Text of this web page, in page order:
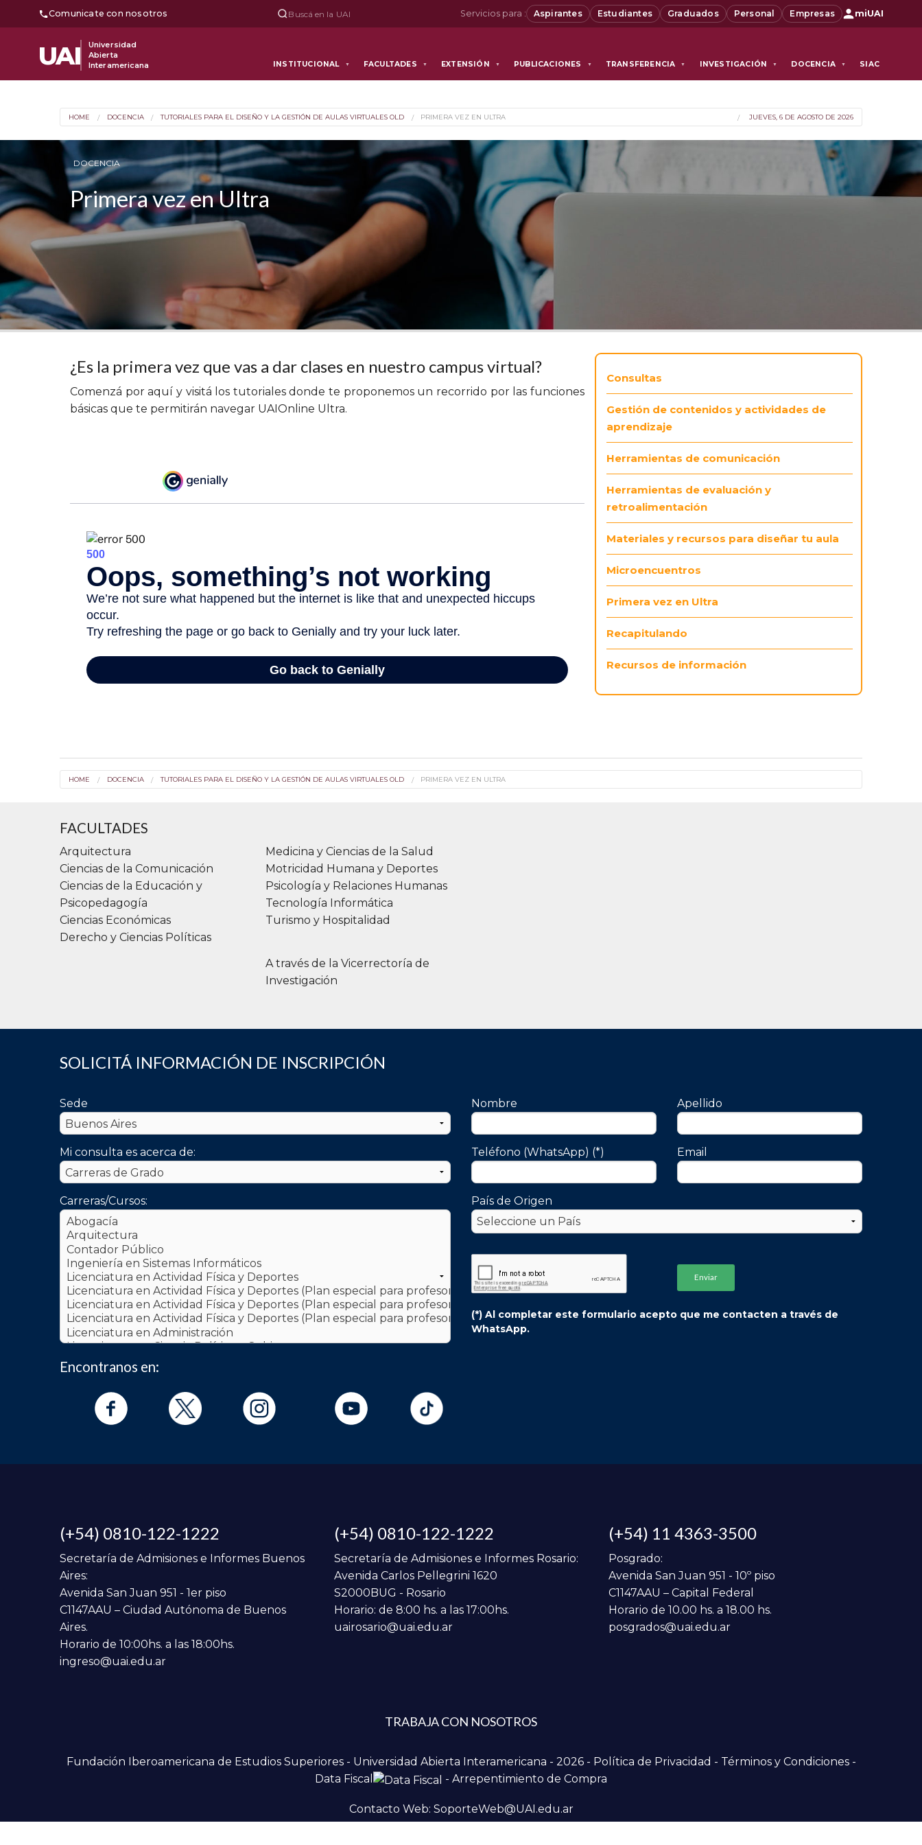
Comunicate con nosotros Buscá en la UAI Servicios para : Aspirantes Estudiantes Graduados Personal Empresas miUAI
UAI
Universidad
Abierta
Interamericana
INSTITUCIONAL ▼ FACULTADES ▼ EXTENSIÓN ▼ PUBLICACIONES ▼ TRANSFERENCIA ▼ INVESTIGACIÓN ▼ DOCENCIA ▼ SIAC
HOME DOCENCIA TUTORIALES PARA EL DISEÑO Y LA GESTIÓN DE AULAS VIRTUALES OLD PRIMERA VEZ EN ULTRA JUEVES, 6 DE AGOSTO DE 2026
DOCENCIA
Primera vez en Ultra
¿Es la primera vez que vas a dar clases en nuestro campus virtual?
Comenzá por aquí y visitá los tutoriales donde te proponemos un recorrido por las funciones
básicas que te permitirán navegar UAIOnline Ultra.
Consultas
Gestión de contenidos y actividades de
aprendizaje
Herramientas de comunicación
Herramientas de evaluación y
retroalimentación
Materiales y recursos para diseñar tu aula
Microencuentros
Primera vez en Ultra
Recapitulando
Recursos de información
HOME DOCENCIA TUTORIALES PARA EL DISEÑO Y LA GESTIÓN DE AULAS VIRTUALES OLD PRIMERA VEZ EN ULTRA
FACULTADES
Arquitectura
Ciencias de la Comunicación
Ciencias de la Educación y
Psicopedagogía
Ciencias Económicas
Derecho y Ciencias Políticas
Medicina y Ciencias de la Salud
Motricidad Humana y Deportes
Psicología y Relaciones Humanas
Tecnología Informática
Turismo y Hospitalidad
A través de la Vicerrectoría de
Investigación
SOLICITÁ INFORMACIÓN DE INSCRIPCIÓN
Sede
Mi consulta es acerca de:
Carreras/Cursos:
Nombre Apellido
Teléfono (WhatsApp) (*) Email
País de Origen
(*) Al completar este formulario acepto que me contacten a través de
WhatsApp.
Encontranos en:
(+54) 0810-122-1222
Secretaría de Admisiones e Informes Buenos
Aires:
Avenida San Juan 951 - 1er piso
C1147AAU – Ciudad Autónoma de Buenos
Aires.
Horario de 10:00hs. a las 18:00hs.
ingreso@uai.edu.ar
(+54) 0810-122-1222
Secretaría de Admisiones e Informes Rosario:
Avenida Carlos Pellegrini 1620
S2000BUG - Rosario
Horario: de 8:00 hs. a las 17:00hs.
uairosario@uai.edu.ar
(+54) 11 4363-3500
Posgrado:
Avenida San Juan 951 - 10º piso
C1147AAU – Capital Federal
Horario de 10.00 hs. a 18.00 hs.
posgrados@uai.edu.ar
TRABAJA CON NOSOTROS
Fundación Iberoamericana de Estudios Superiores - Universidad Abierta Interamericana - 2026 - Política de Privacidad - Términos y Condiciones-
Data Fiscal
- Arrepentimiento de Compra
Contacto Web: SoporteWeb@UAI.edu.ar